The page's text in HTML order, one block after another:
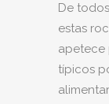
De
estas
apetece
típicos